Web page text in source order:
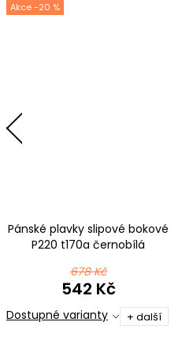
-20 %
Pánské plavky slipové bokové
P220 t170a černobílá
678 Kč
542 Kč
Dostupné varianty + další